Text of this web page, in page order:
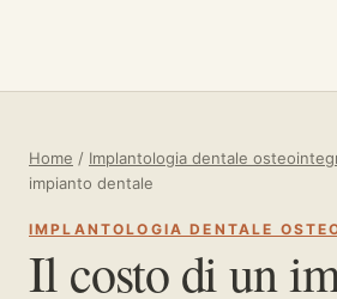
Home / Implantologia dentale
impianto dentale
IMPLANTOLOGIA DENTALE
Il costo di un